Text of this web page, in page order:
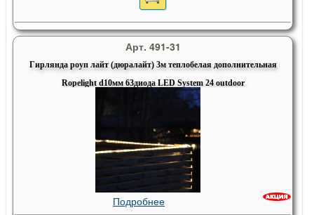
Арт. 491-31
Гирлянда роуп лайт (дюралайт) 3м теплобелая дополнительная
Ropelight d10мм 63диода LED System 24 outdoor
Подробнее